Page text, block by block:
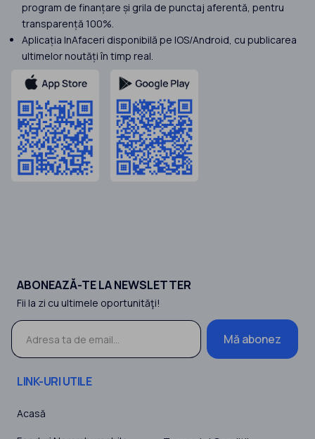
program de finanțare și grila de punctaj aferentă, pentru
transparență 100%.
Aplicația InAfaceri disponibilă pe IOS/Android, cu publicarea
ultimelor noutăți în timp real.
ABONEAZĂ-TE LA NEWSLETTER
Fii la zi cu ultimele oportunităţi!
Mă abonez
LINK-URI UTILE
Acasă